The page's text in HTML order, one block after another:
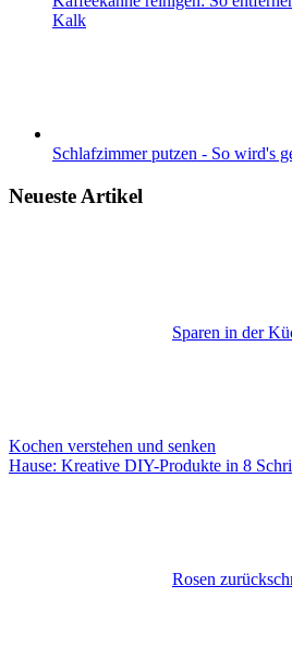
Kalk
Schlafzimmer putzen - So wird's
Neueste Artikel
Sparen in der
Kochen verstehen und senken
Hause: Kreative DIY-Produkte in 8
Rosen